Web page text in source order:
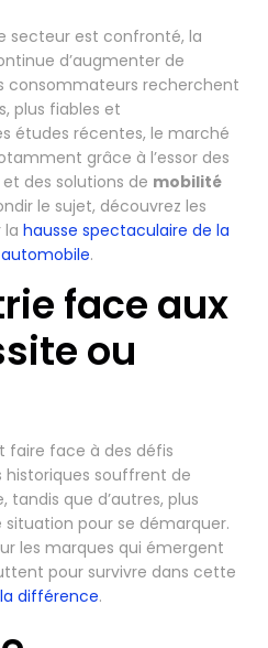
secteur est confronté, la
d’augmenter de
consommateurs recherchent
plus fiables et
études récentes, le marché
grâce à l’essor des
et des solutions de mobilité
le sujet, découvrez les
la hausse spectaculaire de la
.
face aux
ou
faire face à des défis
historiques souffrent de
tandis que d’autres, plus
pour se démarquer.
les marques qui émergent
pour survivre dans cette
différence.